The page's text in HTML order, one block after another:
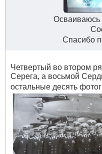
Спасибо
Четвертый во втором
Серега, а восьмой
остальные десять